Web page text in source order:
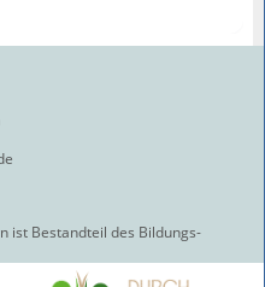
ist Bestandteil des Bildungs-